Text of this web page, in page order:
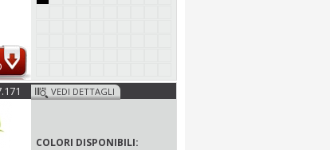
VEDI DETTAGLI
COLORI DISPONIBILI: